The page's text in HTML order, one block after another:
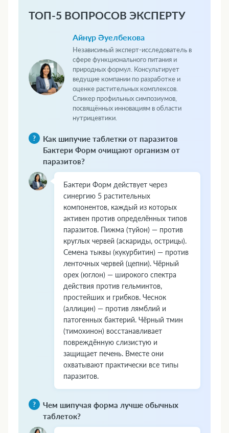
ТОП-5 ВОПРОСОВ ЭКСПЕРТУ
Айнұр Әуелбекова
Независимый эксперт-исследователь в
сфере функционального питания и
природных формул. Консультирует
ведущие компании по разработке и
оценке растительных комплексов.
Спикер профильных симпозиумов,
посвящённых инновациям в области
нутрицевтики.
Как шипучие таблетки от паразитов
Бактери Форм очищают организм от
паразитов?
Бактери Форм действует через
синергию 5 растительных
компонентов, каждый из которых
активен против определённых типов
паразитов. Пижма (туйон) — против
круглых червей (аскариды, острицы).
Семена тыквы (кукурбитин) — против
ленточных червей (цепни). Чёрный
орех (юглон) — широкого спектра
действия против гельминтов,
простейших и грибков. Чеснок
(аллицин) — против лямблий и
патогенных бактерий. Чёрный тмин
(тимохинон) восстанавливает
повреждённую слизистую и
защищает печень. Вместе они
охватывают практически все типы
паразитов.
Чем шипучая форма лучше обычных
таблеток?